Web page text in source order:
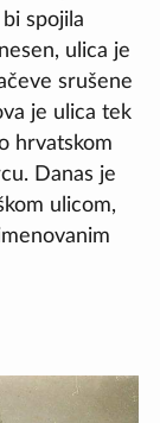
spojila
ulica je
srušene
je ulica tek
hrvatskom
Danas je
ulicom,